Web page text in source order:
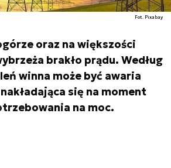
Fot. Pixabay
oraz na większości
brakło prądu. Według
winna może być awaria
się na moment
na moc.